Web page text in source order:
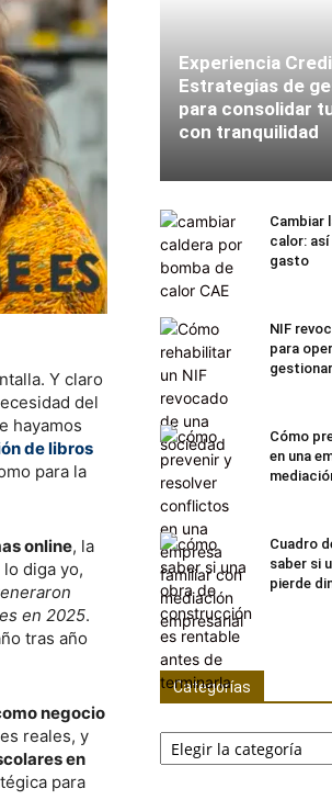
Y claro
del
hayamos
de libros
para la
online, la
diga yo,
en 2025.
tras año
negocio
reales, y
en
para
Experiencia
Estrategias de
para consolidar
con tranquilidad
Cambiar
calor:
gasto
NIF
para
Cómo
en una
Cuadro
saber si
pierde
Categorías
Categorías